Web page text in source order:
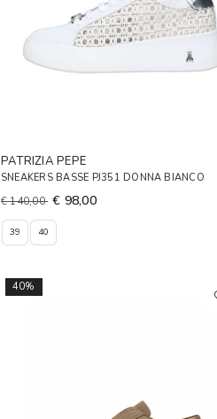
PATRIZIA PEPE
SNEAKERS BASSE PJ351 DONNA BIANCO
€ 140,00 € 98,00
39 40
40%